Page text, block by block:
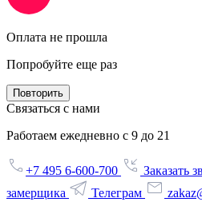
Оплата не прошла
Попробуйте еще раз
Повторить
Связаться с нами
Работаем ежедневно с 9 до 21
+7 495 6-600-700 Заказать
замерщика
Телеграм